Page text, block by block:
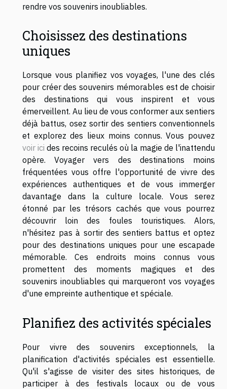
rendre vos souvenirs inoubliables.
Choisissez des destinations
uniques
Lorsque vous planifiez vos voyages, l'une des clés
pour créer des souvenirs mémorables est de choisir
des destinations qui vous inspirent et vous
émerveillent. Au lieu de vous conformer aux sentiers
déjà battus, osez sortir des sentiers conventionnels
et explorez des lieux moins connus. Vous pouvez
voir ici des recoins reculés où la magie de l'inattendu
opère. Voyager vers des destinations moins
fréquentées vous offre l'opportunité de vivre des
expériences authentiques et de vous immerger
davantage dans la culture locale. Vous serez
étonné par les trésors cachés que vous pourrez
découvrir loin des foules touristiques. Alors,
n'hésitez pas à sortir des sentiers battus et optez
pour des destinations uniques pour une escapade
mémorable. Ces endroits moins connus vous
promettent des moments magiques et des
souvenirs inoubliables qui marqueront vos voyages
d'une empreinte authentique et spéciale.
Planifiez des activités spéciales
Pour vivre des souvenirs exceptionnels, la
planification d'activités spéciales est essentielle.
Qu'il s'agisse de visiter des sites historiques, de
participer à des festivals locaux ou de vous